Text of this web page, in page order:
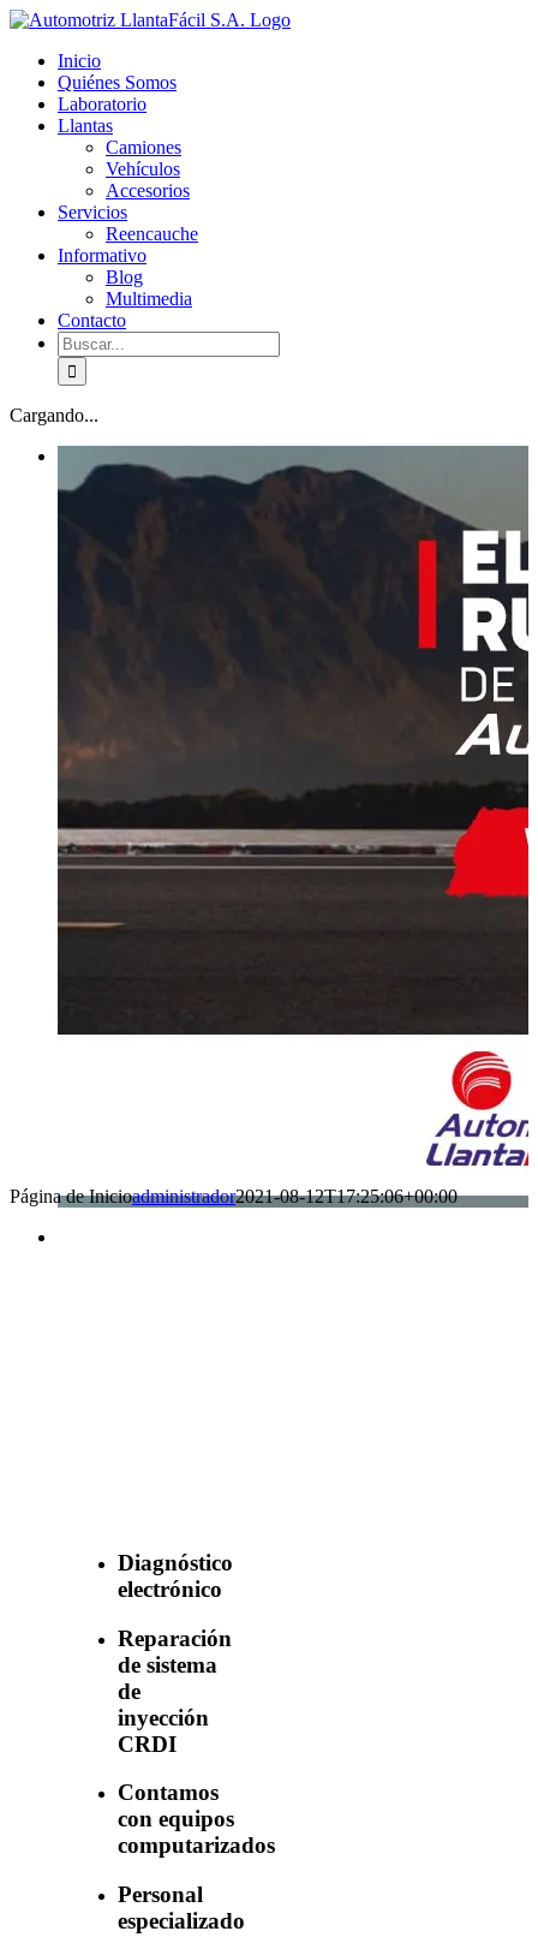
Skip
content
facebook
youtube
Inicio
Quiénes Somos
Laboratorio
Llantas
Camiones
Vehículos
Accesorios
Servicios
Reencauche
Informativo
Blog
Multimedia
Contacto
Buscar:
Cargando...
Página de Inicioadministrador2021-08-12T17:25:06+00:00
Diagnóstico
electrónico
Reparación
de sistema
de
inyección
CRDI
Contamos
con equipos
computarizados
Personal
especializado